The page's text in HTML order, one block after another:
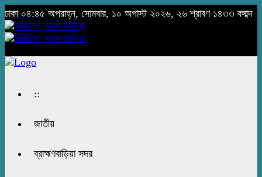
ঢাকা ০৪:৪৫ অপরাহ্ন, সোমবার, ১০ অগাস্ট ২০২৬, ২৬ শ্রাবণ ১৪৩৩ বঙ্গাব্দ
::
জাতীয়
ব্রাহ্মণবাড়িয়া সদর